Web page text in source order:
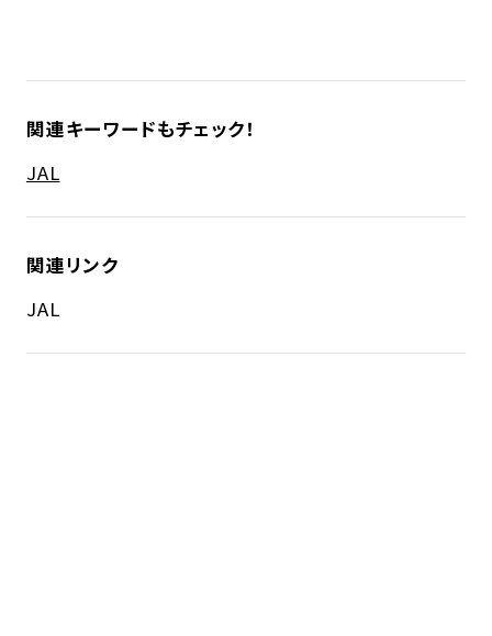
関連キーワードもチェック！
JAL
関連リンク
JAL